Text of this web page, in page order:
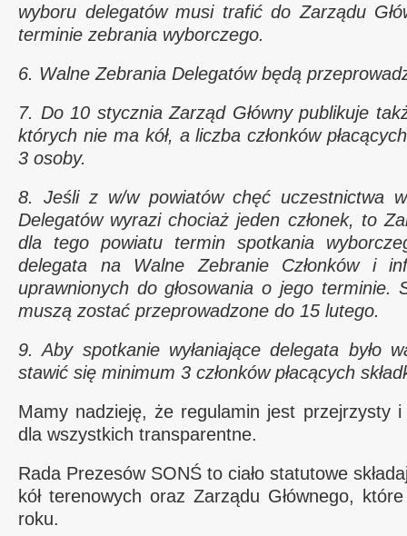
wyboru delegatów musi trafić do Zarządu
terminie zebrania wyborczego.
6. Walne Zebrania Delegatów będą
7. Do 10 stycznia Zarząd Główny publikuje
których nie ma kół, a liczba członków
3 osoby.
8. Jeśli z w/w powiatów chęć uczestnictwa
Delegatów wyrazi chociaż jeden członek, to
dla tego powiatu termin spotkania
delegata na Walne Zebranie Członków i
uprawnionych do głosowania o jego terminie.
muszą zostać przeprowadzone do 15 lutego.
9. Aby spotkanie wyłaniające delegata było
stawić się minimum 3 członków płacących
Mamy nadzieję, że regulamin jest przejrzysty i
dla wszystkich transparentne.
Rada Prezesów SONŚ to ciało statutowe
kół terenowych oraz Zarządu Głównego,
roku.